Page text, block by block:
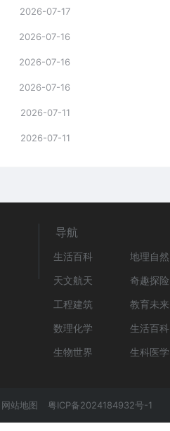
2026-07-17
2026-07-16
2026-07-16
2026-07-16
2026-07-11
2026-07-11
导航
生活百科
地理自然
天文航天
奇趣探险
工程建筑
教育未来
数理化学
生活百科
生物世界
生科医学
网站地图 粤ICP备2024184932号-1